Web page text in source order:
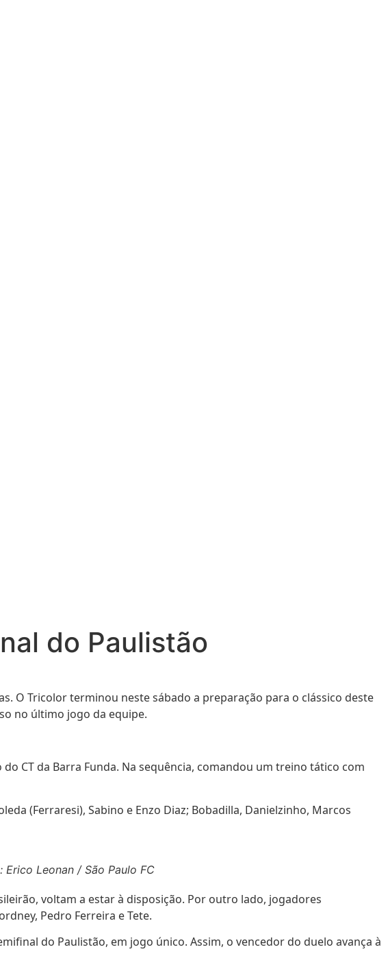
do Paulistão
O Tricolor terminou neste sábado a preparação para o clássico deste
no último jogo da equipe.
CT da Barra Funda. Na sequência, comandou um treino tático com
(Ferraresi), Sabino e Enzo Diaz; Bobadilla, Danielzinho, Marcos
Leonan / São Paulo FC
voltam a estar à disposição. Por outro lado, jogadores
Pedro Ferreira e Tete.
do Paulistão, em jogo único. Assim, o vencedor do duelo avança à